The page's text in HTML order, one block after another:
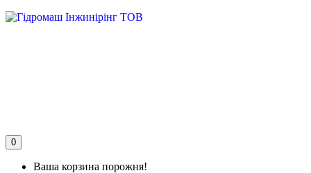
0
Ваша корзина порожня!